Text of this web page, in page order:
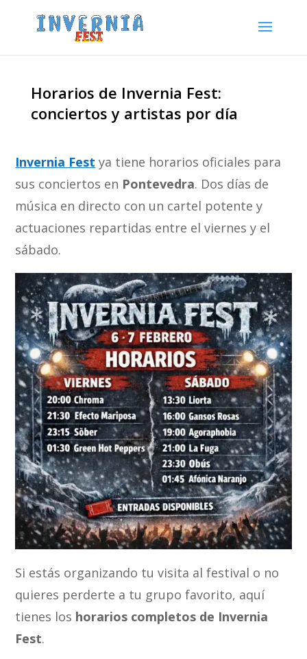
Horarios de Invernia Fest:
conciertos y artistas por día
Invernia Fest ya tiene horarios oficiales para
sus conciertos en Pontevedra. Dos días de
música en directo con un cartel potente y
actuaciones repartidas entre el viernes y el
sábado.
Si estás organizando tu visita al festival o no
quieres perderte a tu grupo favorito, aquí
tienes los horarios completos de Invernia
Fest.